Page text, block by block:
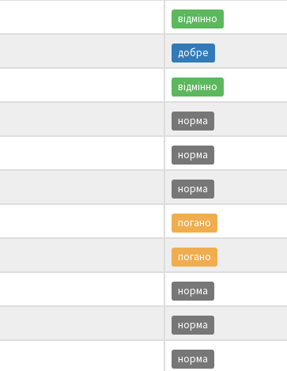
відмінно
добре
відмінно
норма
норма
норма
погано
погано
норма
норма
норма